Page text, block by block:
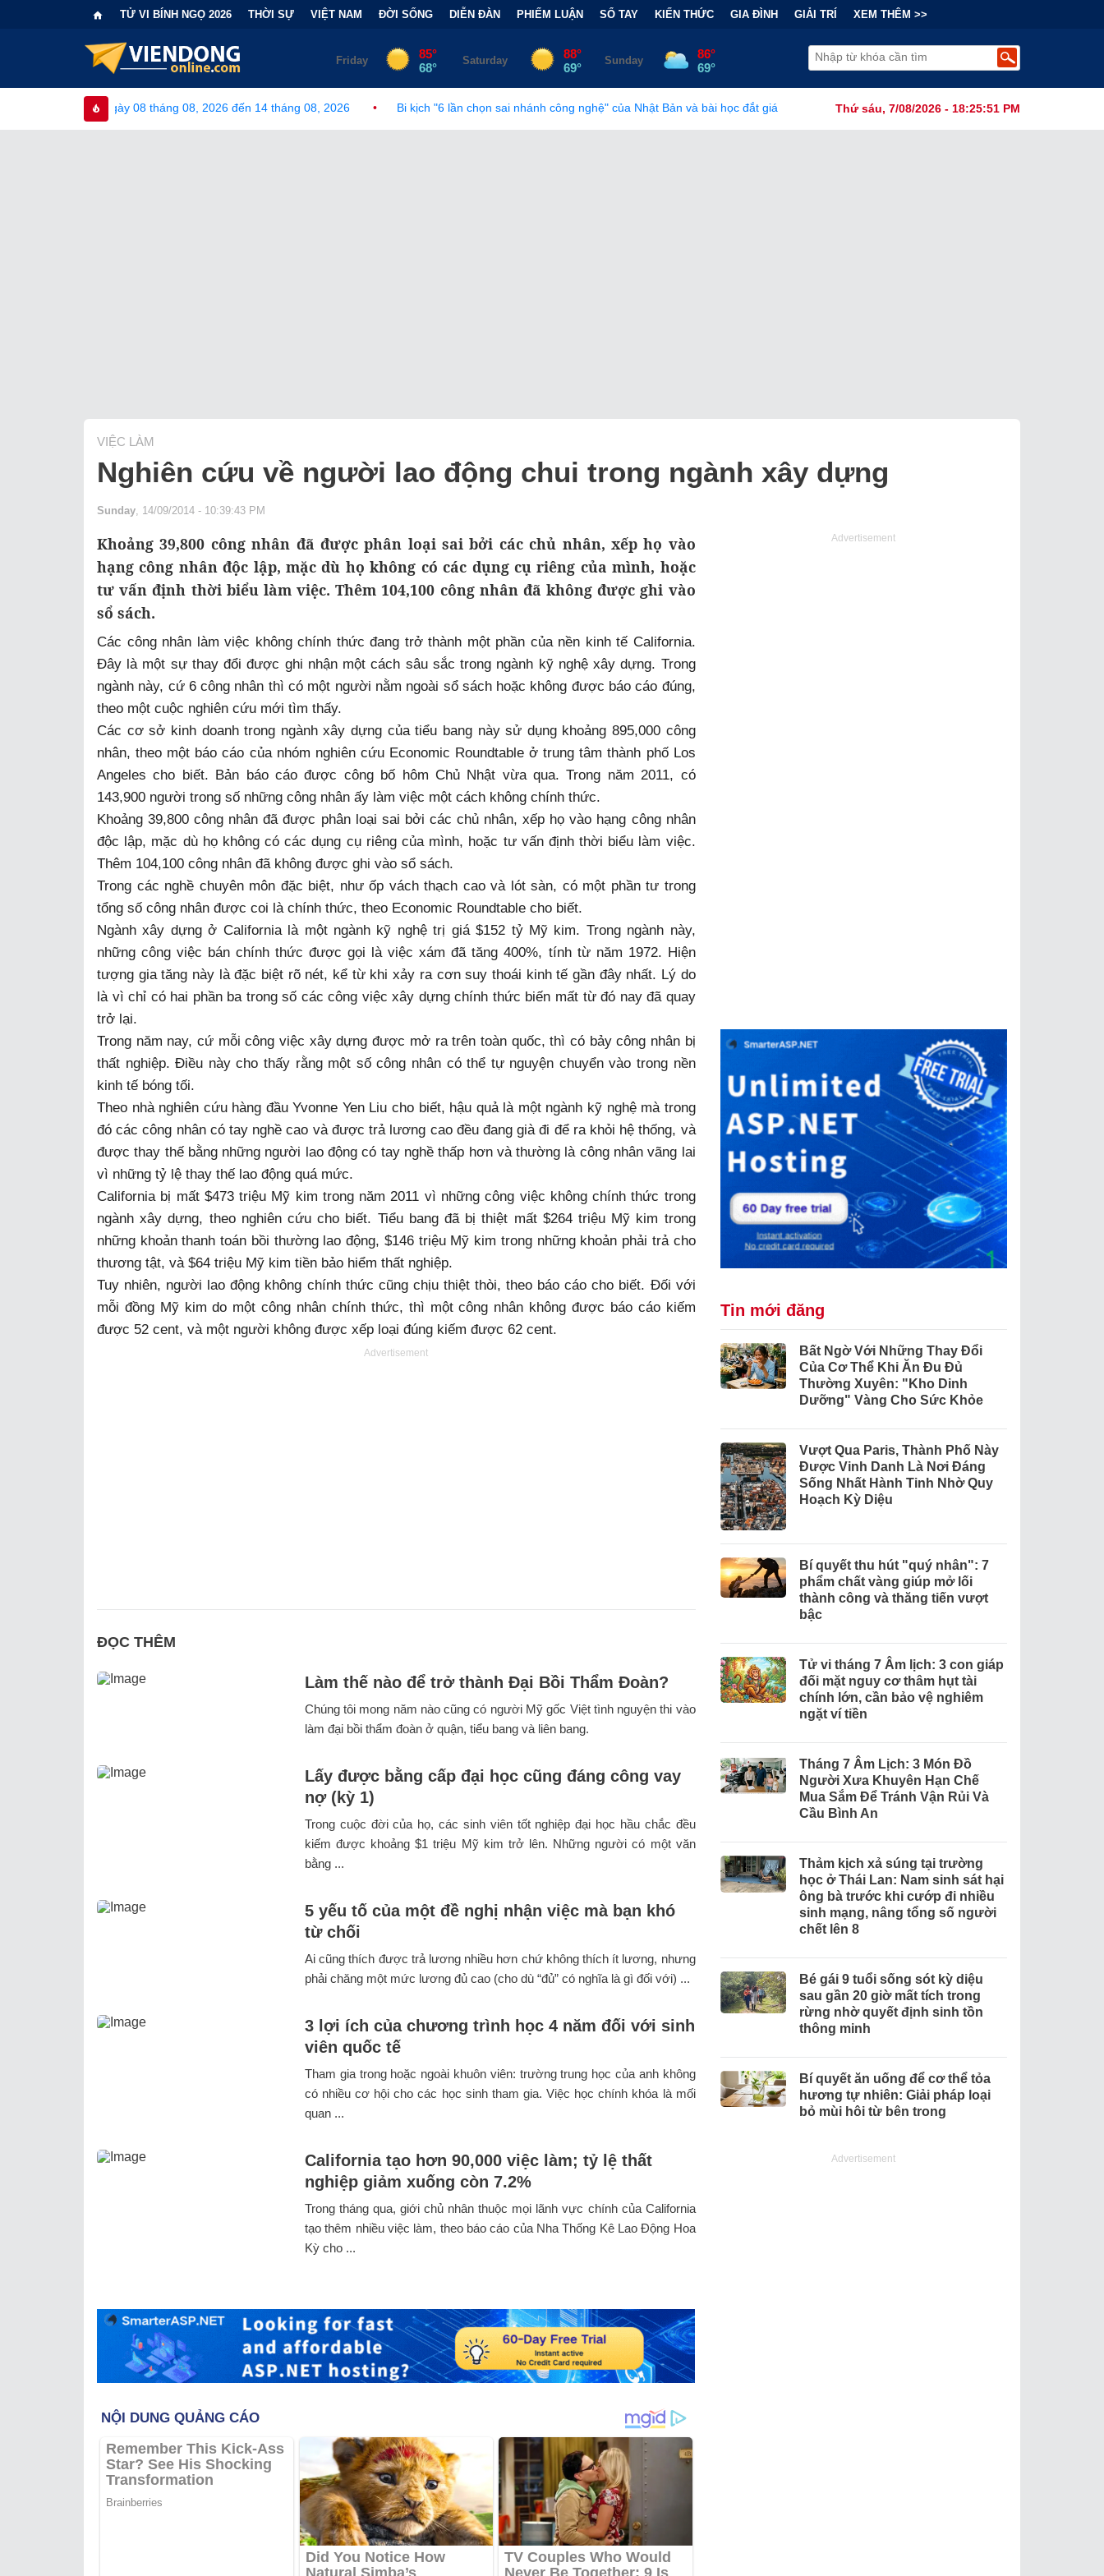
TỬ VI BÍNH NGỌ 2026 THỜI SỰ VIỆT NAM ĐỜI SỐNG DIỄN ĐÀN PHIẾM LUẬN SỔ TAY KIẾN THỨC GIA ĐÌNH GIẢI TRÍ XEM THÊM >>
Thứ sáu, 7/08/2026 - 18:25:52 PM
ngày 08 tháng 08, 2026 đến 14 tháng 08, 2026 • Bi kịch "6 lần chọn sai nhánh công nghệ" của Nhật Bản và bài học đắt giá • Bẫy Tài Chính Đằng Sau "Cơn Sốt" Trà Sữa Nhượng Quyền: Lợi
VIỆC LÀM
Nghiên cứu về người lao động chui trong ngành xây dựng
Sunday , 14/09/2014 - 10:39:43 PM
Khoảng 39,800 công nhân đã được phân loại sai bởi các chủ nhân, xếp họ vào
hạng công nhân độc lập, mặc dù họ không có các dụng cụ riêng của mình, hoặc
tư vấn định thời biểu làm việc. Thêm 104,100 công nhân đã không được ghi vào
sổ sách.
Các công nhân làm việc không chính thức đang trở thành một phần của nền kinh tế California.
Đây là một sự thay đổi được ghi nhận một cách sâu sắc trong ngành kỹ nghệ xây dựng. Trong
ngành này, cứ 6 công nhân thì có một người nằm ngoài sổ sách hoặc không được báo cáo đúng,
theo một cuộc nghiên cứu mới tìm thấy.
Các cơ sở kinh doanh trong ngành xây dựng của tiểu bang này sử dụng khoảng 895,000 công
nhân, theo một báo cáo của nhóm nghiên cứu Economic Roundtable ở trung tâm thành phố Los
Angeles cho biết. Bản báo cáo được công bố hôm Chủ Nhật vừa qua. Trong năm 2011, có
143,900 người trong số những công nhân ấy làm việc một cách không chính thức.
Khoảng 39,800 công nhân đã được phân loại sai bởi các chủ nhân, xếp họ vào hạng công nhân
độc lập, mặc dù họ không có các dụng cụ riêng của mình, hoặc tư vấn định thời biểu làm việc.
Thêm 104,100 công nhân đã không được ghi vào sổ sách.
Trong các nghề chuyên môn đặc biệt, như ốp vách thạch cao và lót sàn, có một phần tư trong
tổng số công nhân được coi là chính thức, theo Economic Roundtable cho biết.
Ngành xây dựng ở California là một ngành kỹ nghệ trị giá $152 tỷ Mỹ kim. Trong ngành này,
những công việc bán chính thức được gọi là việc xám đã tăng 400%, tính từ năm 1972. Hiện
tượng gia tăng này là đặc biệt rõ nét, kể từ khi xảy ra cơn suy thoái kinh tế gần đây nhất. Lý do
là vì chỉ có hai phần ba trong số các công việc xây dựng chính thức biến mất từ đó nay đã quay
trở lại.
Trong năm nay, cứ mỗi công việc xây dựng được mở ra trên toàn quốc, thì có bảy công nhân bị
thất nghiệp. Điều này cho thấy rằng một số công nhân có thể tự nguyện chuyển vào trong nền
kinh tế bóng tối.
Theo nhà nghiên cứu hàng đầu Yvonne Yen Liu cho biết, hậu quả là một ngành kỹ nghệ mà trong
đó các công nhân có tay nghề cao và được trả lương cao đều đang già đi để ra khỏi hệ thống, và
được thay thế bằng những người lao động có tay nghề thấp hơn và thường là công nhân vãng lai
vì những tỷ lệ thay thế lao động quá mức.
California bị mất $473 triệu Mỹ kim trong năm 2011 vì những công việc không chính thức trong
ngành xây dựng, theo nghiên cứu cho biết. Tiểu bang đã bị thiệt mất $264 triệu Mỹ kim trong
những khoản thanh toán bồi thường lao động, $146 triệu Mỹ kim trong những khoản phải trả cho
thương tật, và $64 triệu Mỹ kim tiền bảo hiểm thất nghiệp.
Tuy nhiên, người lao động không chính thức cũng chịu thiệt thòi, theo báo cáo cho biết. Đối với
mỗi đồng Mỹ kim do một công nhân chính thức, thì một công nhân không được báo cáo kiếm
được 52 cent, và một người không được xếp loại đúng kiếm được 62 cent.
Advertisement
ĐỌC THÊM
Làm thế nào để trở thành Đại Bồi Thẩm Đoàn?
Chúng tôi mong năm nào cũng có người Mỹ gốc Việt tình nguyện thi vào
làm đại bồi thẩm đoàn ở quận, tiểu bang và liên bang.
Lấy được bằng cấp đại học cũng đáng công vay
nợ (kỳ 1)
Trong cuộc đời của họ, các sinh viên tốt nghiệp đại học hầu chắc đều
kiếm được khoảng $1 triệu Mỹ kim trở lên. Những người có một văn
bằng ...
5 yếu tố của một đề nghị nhận việc mà bạn khó
từ chối
Ai cũng thích được trả lương nhiều hơn chứ không thích ít lương, nhưng
phải chăng một mức lương đủ cao (cho dù “đủ” có nghĩa là gì đối với) ...
3 lợi ích của chương trình học 4 năm đối với sinh
viên quốc tế
Tham gia trong hoặc ngoài khuôn viên: trường trung học của anh không
có nhiều cơ hội cho các học sinh tham gia. Việc học chính khóa là mối
quan ...
California tạo hơn 90,000 việc làm; tỷ lệ thất
nghiệp giảm xuống còn 7.2%
Trong tháng qua, giới chủ nhân thuộc mọi lãnh vực chính của California
tạo thêm nhiều việc làm, theo báo cáo của Nha Thống Kê Lao Động Hoa
Kỳ cho ...
Advertisement
Tin mới đăng
Bất Ngờ Với Những Thay Đổi
Của Cơ Thể Khi Ăn Đu Đủ
Thường Xuyên: "Kho Dinh
Dưỡng" Vàng Cho Sức Khỏe
Vượt Qua Paris, Thành Phố Này
Được Vinh Danh Là Nơi Đáng
Sống Nhất Hành Tinh Nhờ Quy
Hoạch Kỳ Diệu
Bí quyết thu hút "quý nhân": 7
phẩm chất vàng giúp mở lối
thành công và thăng tiến vượt
bậc
Tử vi tháng 7 Âm lịch: 3 con giáp
đối mặt nguy cơ thâm hụt tài
chính lớn, cần bảo vệ nghiêm
ngặt ví tiền
Tháng 7 Âm Lịch: 3 Món Đồ
Người Xưa Khuyên Hạn Chế
Mua Sắm Để Tránh Vận Rủi Và
Cầu Bình An
Thảm kịch xả súng tại trường
học ở Thái Lan: Nam sinh sát hại
ông bà trước khi cướp đi nhiều
sinh mạng, nâng tổng số người
chết lên 8
Bé gái 9 tuổi sống sót kỳ diệu
sau gần 20 giờ mất tích trong
rừng nhờ quyết định sinh tồn
thông minh
Bí quyết ăn uống để cơ thể tỏa
hương tự nhiên: Giải pháp loại
bỏ mùi hôi từ bên trong
Advertisement